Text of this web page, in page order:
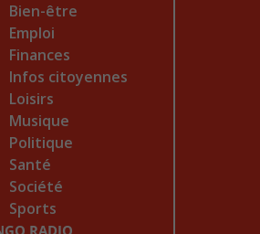
Bien-être
Emploi
Finances
Infos citoyennes
Loisirs
Musique
Politique
Santé
Société
Sports
RADIO